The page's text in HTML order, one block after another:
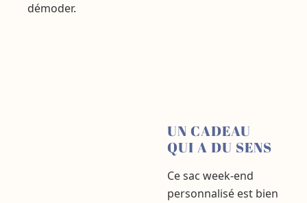
démoder.
UN CADEAU
QUI A DU SENS
Ce sac week-end
personnalisé est bien